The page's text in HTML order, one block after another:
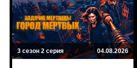
3 сезон 2 серия 04.08.2026